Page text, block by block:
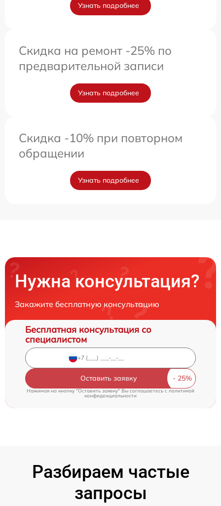
Узнать подробнее
Скидка на ремонт -25% по
предварительной записи
Узнать подробнее
Скидка -10% при повторном
обращении
Узнать подробнее
Нужна консультация?
Закажите бесплатную консультацию
Бесплатная консультация со
специалистом
Оставить заявку
Нажимая на кнопку "Оставить заявку" Вы соглашаетесь cполитикой
конфиденциальности
Разбираем частые
запросы